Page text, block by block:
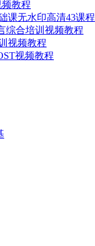
教程
课无水印高清43课程
综合培训视频教程
视频教程
视频教程